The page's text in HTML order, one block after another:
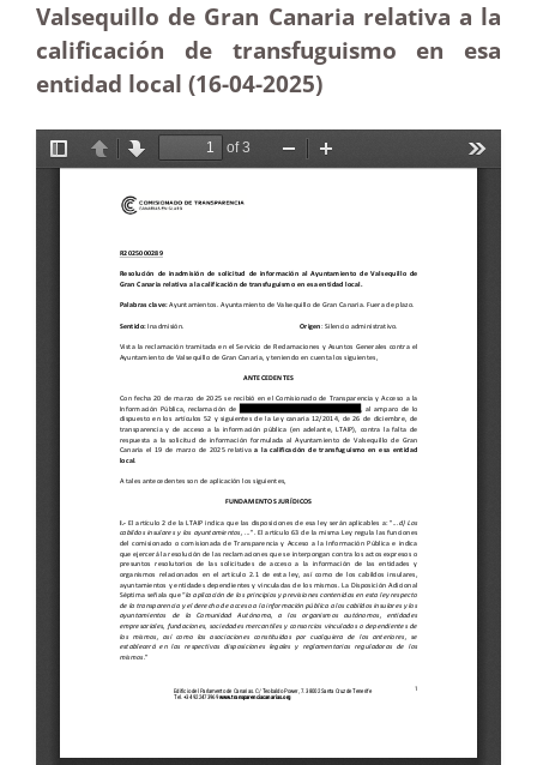
Valsequillo de Gran Canaria relativa a la
calificación de transfuguismo en esa
entidad local (16-04-2025)